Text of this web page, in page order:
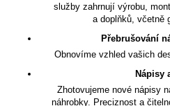
služby zahrnují výrobu,
a doplňků, včetně
Přebrušování
Obnovíme vzhled vašich
Nápisy
Zhotovujeme nové nápisy
náhrobky. Preciznost a